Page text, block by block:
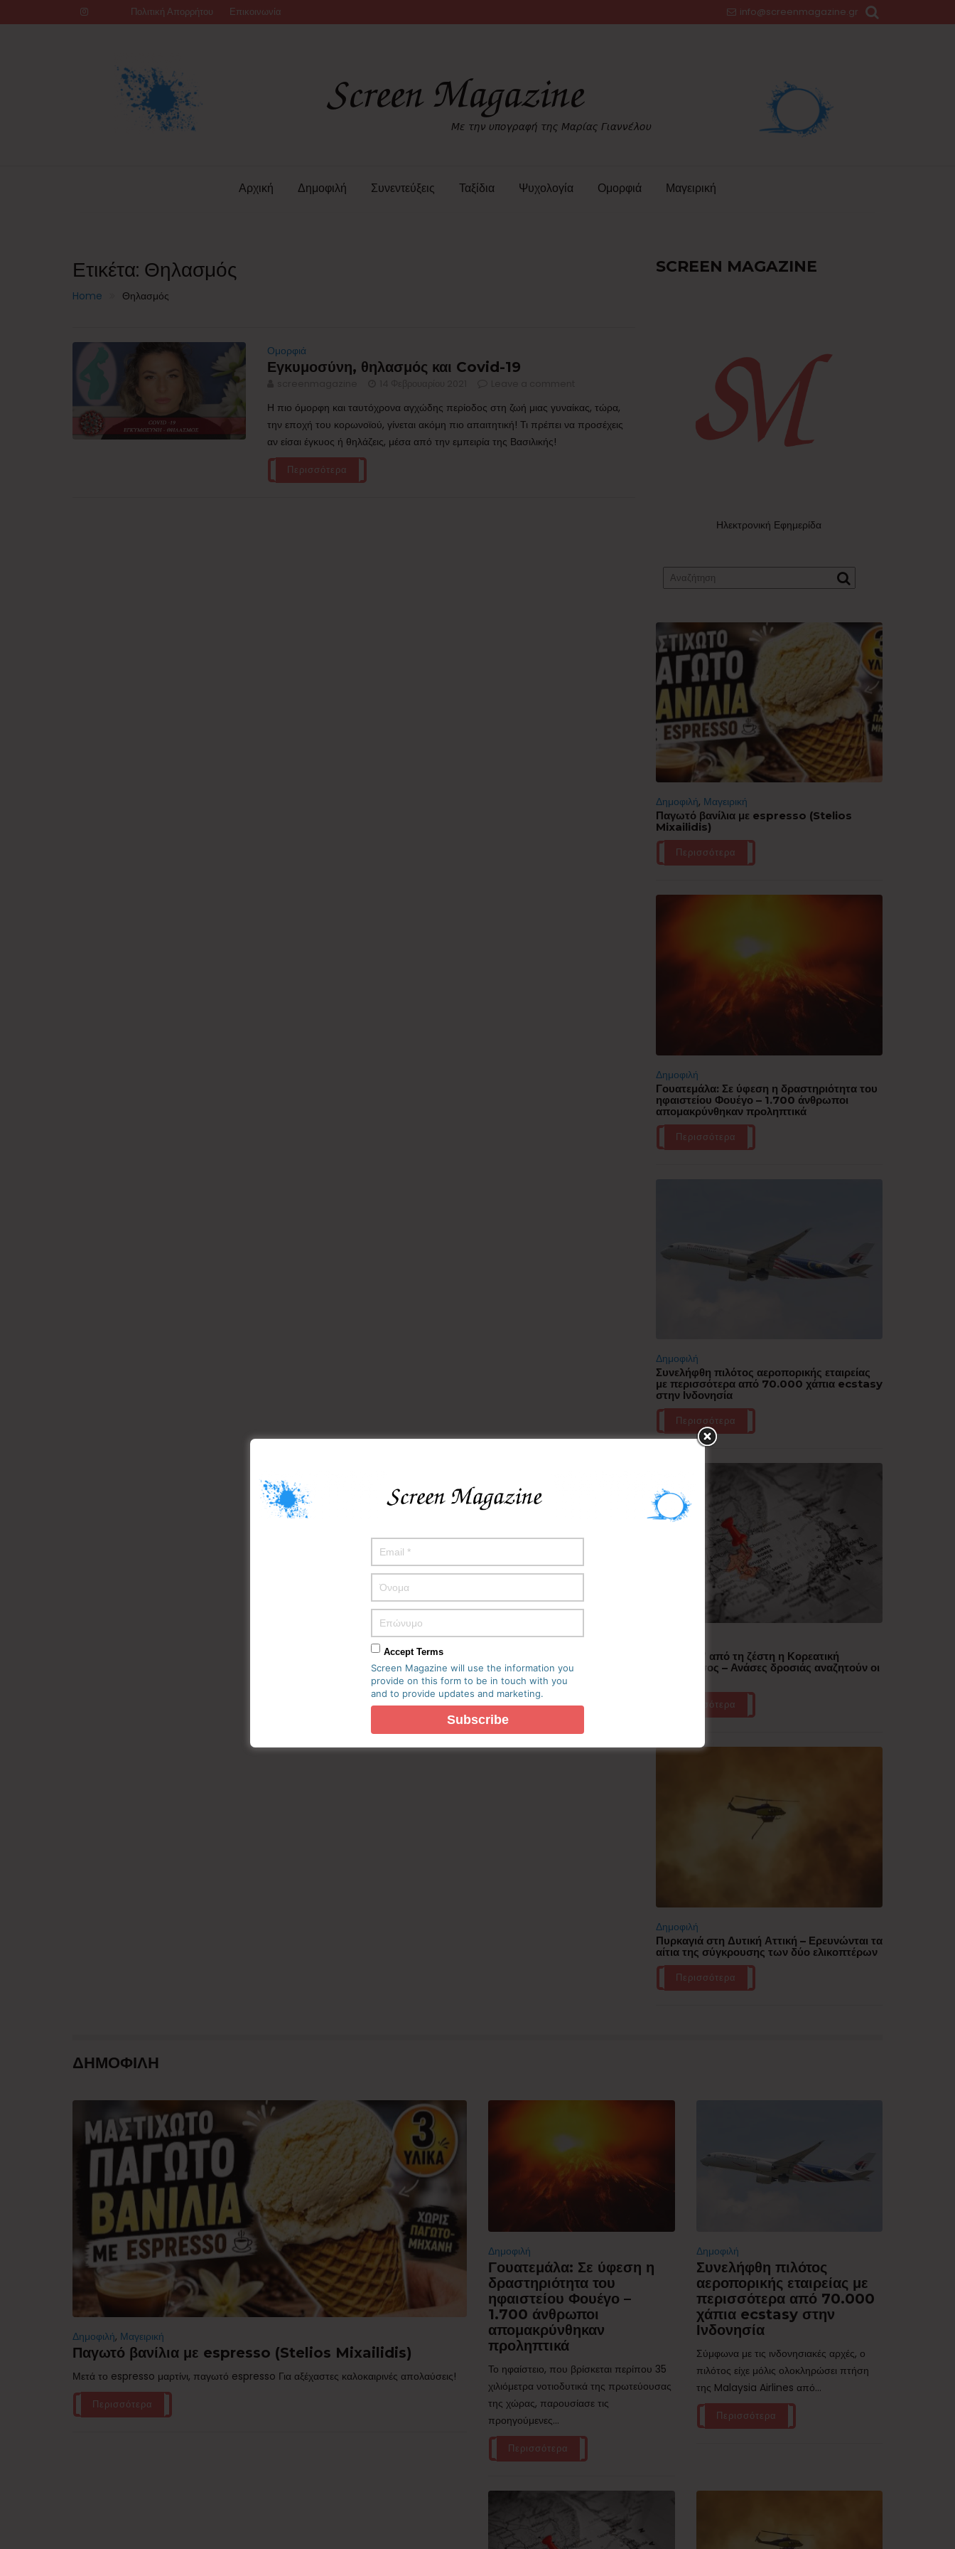
to
Πολιτική Απορρήτου Επικοινωνία info@screenmagazine.gr
Αρχική Δημοφιλή Συνεντεύξεις Ταξίδια Ψυχολογία Ομορφιά Μαγειρική
Ετικέτα: Θηλασμός
Home Θηλασμός
Ομορφιά
Εγκυμοσύνη, θηλασμός και Covid-19
Η πιο όμορφη και ταυτόχρονα αγχώδης περίοδος στη ζωή μιας γυναίκας, τώρα,
την εποχή του κορωνοϊού, γίνεται ακόμη πιο απαιτητική! Τι πρέπει να προσέχεις
αν είσαι έγκυος ή θηλάζεις, μέσα από την εμπειρία της Βασιλικής!
Περισσότερα
SCREEN MAGAZINE
Ηλεκτρονική Εφημερίδα
Δημοφιλή, Μαγειρική
Παγωτό βανίλια με espresso (Stelios
Mixailidis)
Περισσότερα
Δημοφιλή
Γουατεμάλα: Σε ύφεση η δραστηριότητα του
ηφαιστείου Φουέγο – 1.700 άνθρωποι
απομακρύνθηκαν προληπτικά
Περισσότερα
Δημοφιλή
Συνελήφθη πιλότος αεροπορικής εταιρείας
με περισσότερα από 70.000 χάπια ecstasy
στην Ινδονησία
Περισσότερα
“Έλιωσε” από τη ζέστη η Κορεατική
Χερσόνησος – Ανάσες δροσιάς αναζητούν οι
Περισσότερα
Δημοφιλή
Πυρκαγιά στη Δυτική Αττική – Ερευνώνται τα
αίτια της σύγκρουσης των δύο ελικοπτέρων
Περισσότερα
ΔΗΜΟΦΙΛΗ
Δημοφιλή, Μαγειρική
Παγωτό βανίλια με espresso (Stelios Mixailidis)
Μετά το espresso μαρτίνι, παγωτό espresso Για αξέχαστες καλοκαιρινές απολαύσεις!
Περισσότερα
Δημοφιλή
Γουατεμάλα: Σε ύφεση η
δραστηριότητα του
ηφαιστείου Φουέγο –
1.700 άνθρωποι
απομακρύνθηκαν
προληπτικά
Το ηφαίστειο, που βρίσκεται περίπου 35
χιλιόμετρα νοτιοδυτικά της πρωτεύουσας
της χώρας, παρουσίασε τις
προηγούμενες...
Περισσότερα
Δημοφιλή
Συνελήφθη πιλότος
αεροπορικής εταιρείας με
περισσότερα από 70.000
χάπια ecstasy στην
Ινδονησία
Σύμφωνα με τις ινδονησιακές αρχές, ο
πιλότος είχε μόλις ολοκληρώσει πτήση
της Malaysia Airlines από...
Περισσότερα
Accept Terms
Screen Magazine will use the information you
provide on this form to be in touch with you
and to provide updates and marketing.